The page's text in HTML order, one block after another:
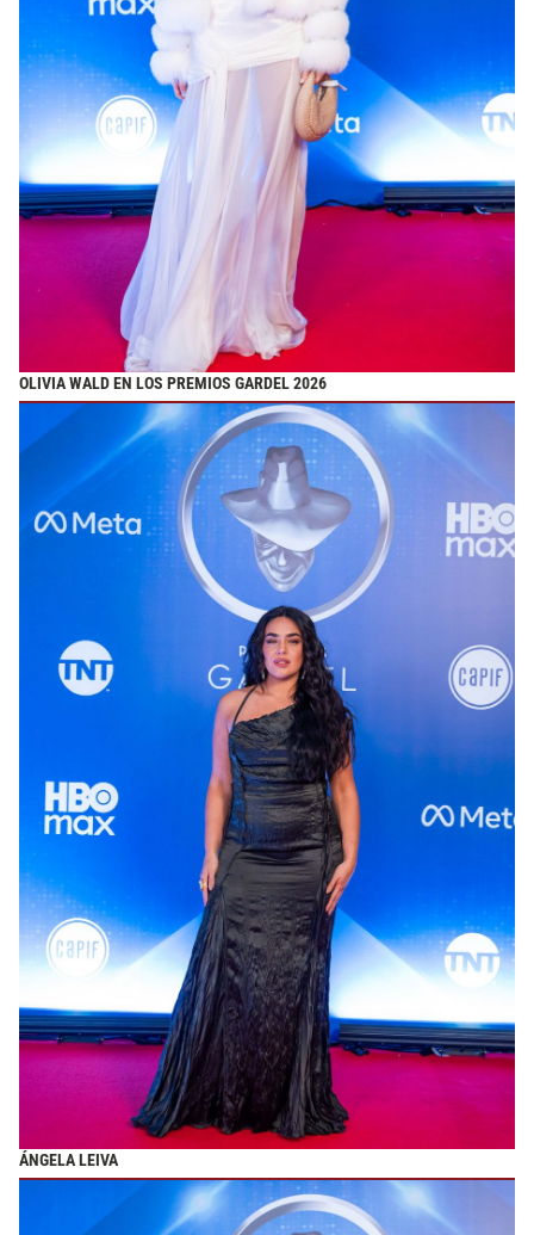
OLIVIA WALD EN LOS PREMIOS GARDEL 2026
ÁNGELA LEIVA